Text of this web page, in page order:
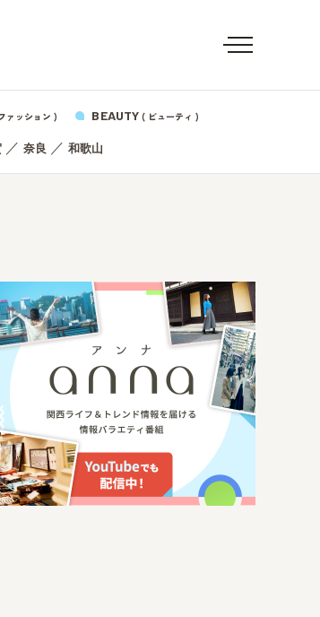
ァッション ) BEAUTY ( ビューティ )
／ 奈良 ／ 和歌山